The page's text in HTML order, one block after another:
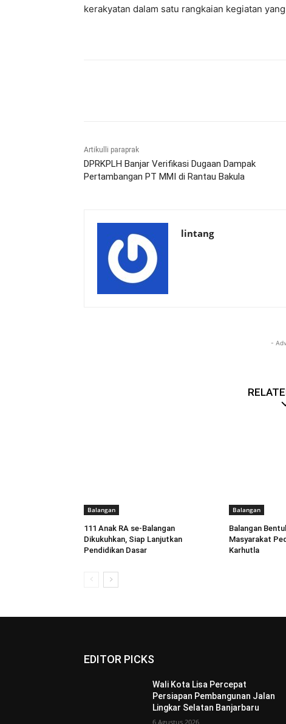
kerakyatan dalam satu rangkaian kegiatan
Artikulli paraprak
DPRKPLH Banjar Verifikasi Dugaan Dampak
Pertambangan PT MMI di Rantau Bakula
lintang
-
Balangan
111 Anak RA se-Balangan
Dikukuhkan, Siap Lanjutkan
Pendidikan Dasar
Balangan
Balangan
Masyarakat
Karhutla
EDITOR PICKS
Wali Kota Lisa Percepat
Persiapan Pembangunan Jalan
Lingkar Selatan Banjarbaru
6 Agustus 2026